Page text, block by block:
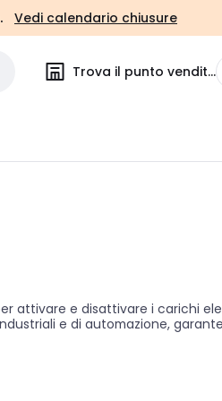
Vedi calendario chiusure
Trova il punto vendita
attivare e disattivare i carichi
e di automazione,